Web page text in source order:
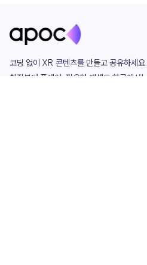
코딩 없이 XR 콘텐츠를 만들고 공유하세요.
창작부터 플레이, 필요한 애셋도 한곳에서!